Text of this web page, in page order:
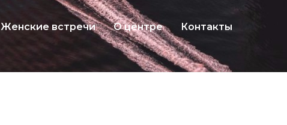
Женские встречи О центре Контакты